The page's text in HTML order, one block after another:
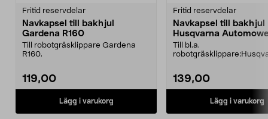
Fritid reservdelar
Navkapsel till bakhjul
Gardena R160
Till robotgräsklippare Gardena
R160.
119,00
Lägg i varukorg
Fritid reservdelar
Navkapsel till bakhjul
Husqvarna
230/260/265ACX/
Hybrid
Till bl.a.
139,00
Lägg i varukorg